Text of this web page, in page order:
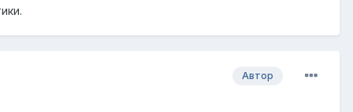
Автор